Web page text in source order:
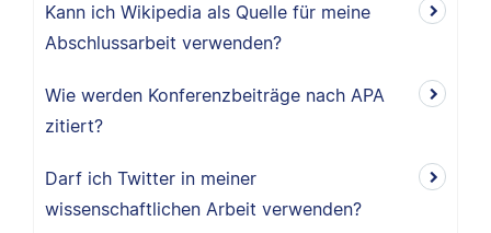
Kann ich Wikipedia als Quelle für meine
Abschlussarbeit verwenden?
Wie werden Konferenzbeiträge nach APA
zitiert?
Darf ich Twitter in meiner
wissenschaftlichen Arbeit verwenden?